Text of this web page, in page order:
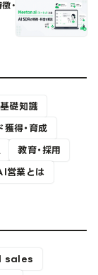
・
基礎知識
獲得・育成
教育・採用
営業とは
sales